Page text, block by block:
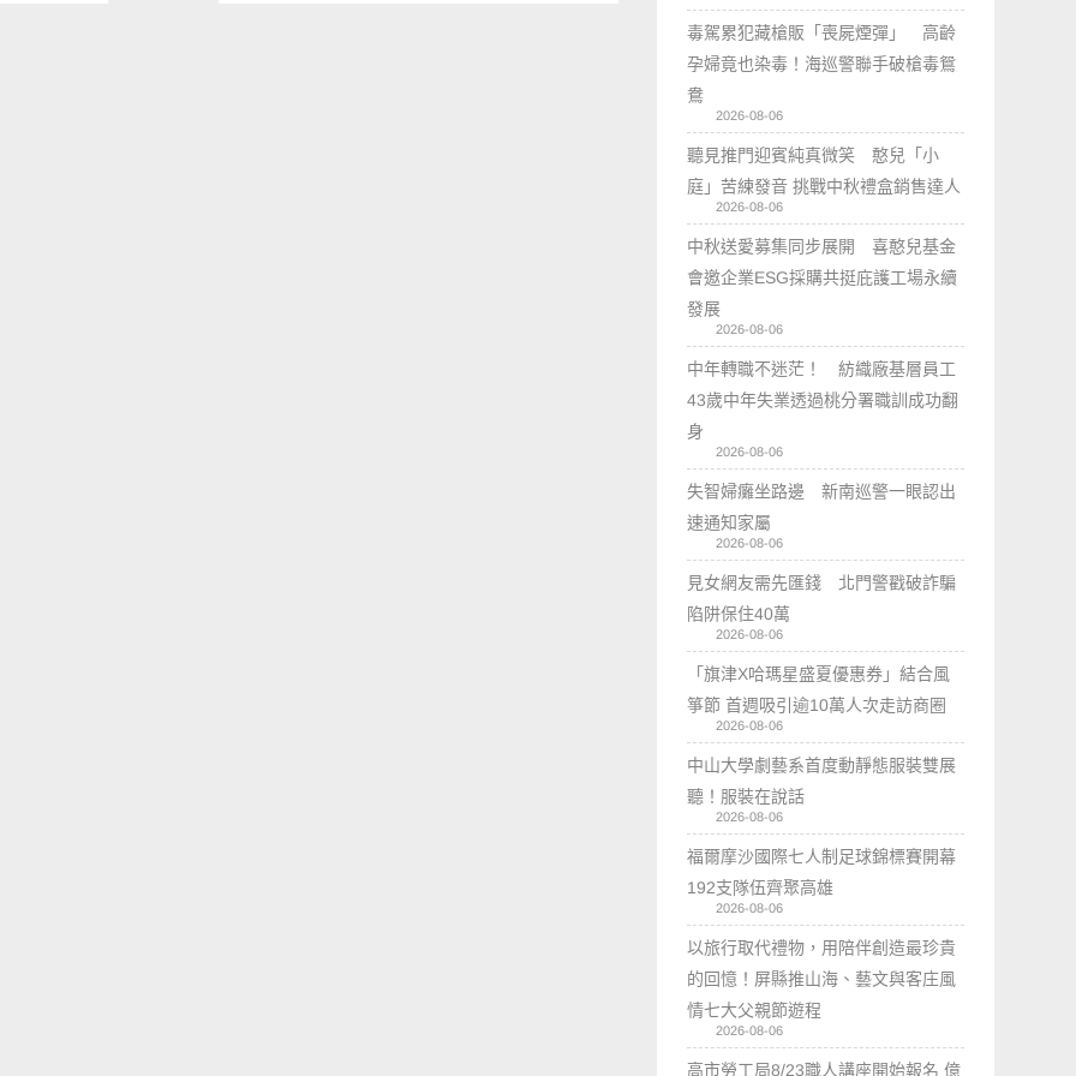
毒駕累犯藏槍販「喪屍煙彈」 高齡
孕婦竟也染毒！海巡警聯手破槍毒鴛
鴦
2026-08-06
聽見推門迎賓純真微笑 憨兒「小
庭」苦練發音 挑戰中秋禮盒銷售達人
2026-08-06
中秋送愛募集同步展開 喜憨兒基金
會邀企業ESG採購共挺庇護工場永續
發展
2026-08-06
中年轉職不迷茫！ 紡織廠基層員工
43歲中年失業透過桃分署職訓成功翻
身
2026-08-06
失智婦癱坐路邊 新南巡警一眼認出
速通知家屬
2026-08-06
見女網友需先匯錢 北門警戳破詐騙
陷阱保住40萬
2026-08-06
「旗津X哈瑪星盛夏優惠券」結合風
箏節 首週吸引逾10萬人次走訪商圈
2026-08-06
中山大學劇藝系首度動靜態服裝雙展
聽！服裝在說話
2026-08-06
福爾摩沙國際七人制足球錦標賽開幕
192支隊伍齊聚高雄
2026-08-06
以旅行取代禮物，用陪伴創造最珍貴
的回憶！屏縣推山海、藝文與客庄風
情七大父親節遊程
2026-08-06
高市勞工局8/23職人講座開始報名 億